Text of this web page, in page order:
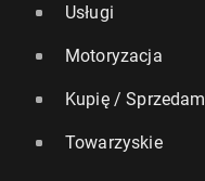
Usługi
Motoryzacja
Kupię / Sprzedam
Towarzyskie